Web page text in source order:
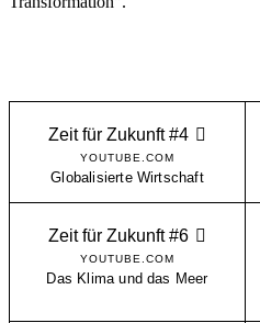
Zeit für Zukunft #4
YOUTUBE.COM
Globalisierte Wirtschaft
Zeit für Zukunft #6
YOUTUBE.COM
Das Klima und das Meer